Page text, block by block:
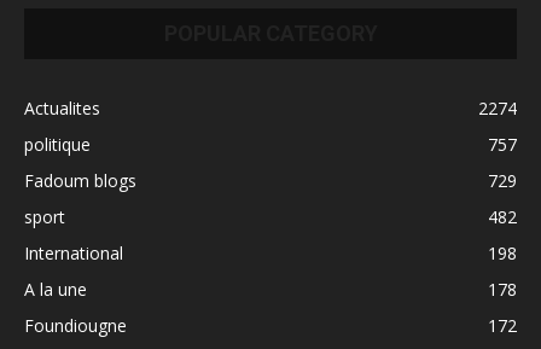
Actualites
2274
politique
757
Fadoum blogs
729
sport
482
International
198
A la une
178
Foundiougne
172